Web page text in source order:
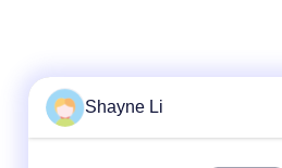
Shayne Li